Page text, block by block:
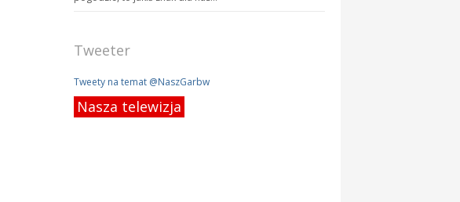
Tweeter
Tweety na temat @NaszGarbw
Nasza telewizja